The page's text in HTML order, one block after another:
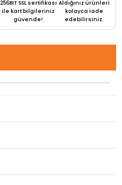
256BIT SSL sertifikası
ile kart bilgileriniz
güvende!
Aldığınız ürünleri
kolayca iade
edebilirsiniz.